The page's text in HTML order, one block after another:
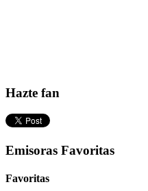
Hazte fan
Emisoras Favoritas
Favoritas